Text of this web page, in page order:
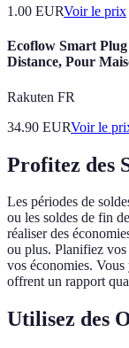
1.00 EURVoir le prix
Ecoflow Smart
Distance, Pour
Rakuten FR
34.90 EURVoir le
Profitez des
Les périodes de
ou les soldes de fin
réaliser des
ou plus. Planifiez vos
vos économies.
offrent un rapport
Utilisez des